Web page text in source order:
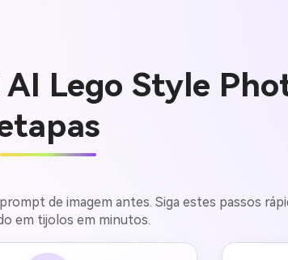
Lego Style
de imagem antes. Siga estes passos
em tijolos em minutos.